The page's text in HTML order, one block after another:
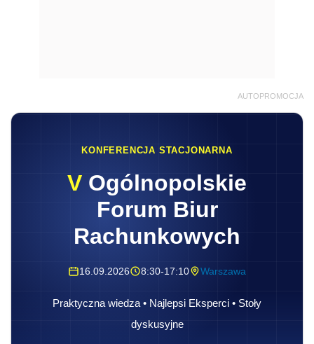
AUTOPROMOCJA
KONFERENCJA STACJONARNA
V Ogólnopolskie
Forum Biur
Rachunkowych
16.09.2026 8:30-17:10 Warszawa
Praktyczna wiedza • Najlepsi Eksperci • Stoły
dyskusyjne